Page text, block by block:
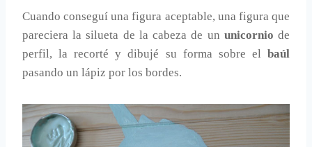
Cuando conseguí una figura aceptable, una figura que
pareciera la silueta de la cabeza de un unicorniode
perfil, la recorté y dibujé su forma sobre el baúl
pasando un lápiz por los bordes.